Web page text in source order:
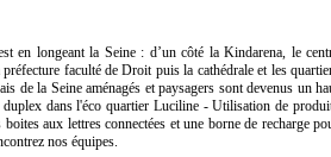
en longeant la Seine : d’un côté la Kindarena, le
faculté de Droit puis la cathédrale et les
de la Seine aménagés et paysagers sont devenus un
dans l'éco quartier Luciline - Utilisation de
aux lettres connectées et une borne de recharge
nos équipes.